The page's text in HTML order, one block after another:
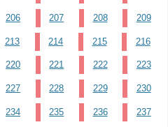
206 207 208 209
213 214 215 216
220 221 222 223
227 228 229 230
234 235 236 237